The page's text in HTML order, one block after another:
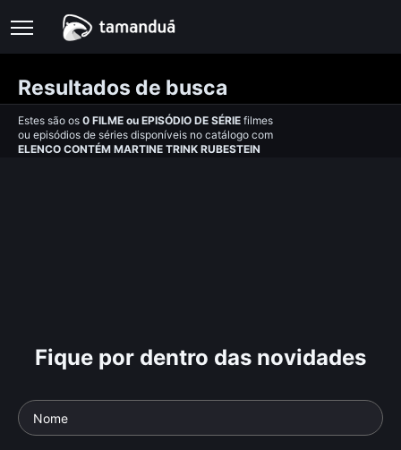
Resultados de busca
Estes são os 0 FILME ou EPISÓDIO DE SÉRIE filmes
ou episódios de séries disponíveis no catálogo com
ELENCO CONTÉM MARTINE TRINK RUBESTEIN
Fique por dentro das novidades